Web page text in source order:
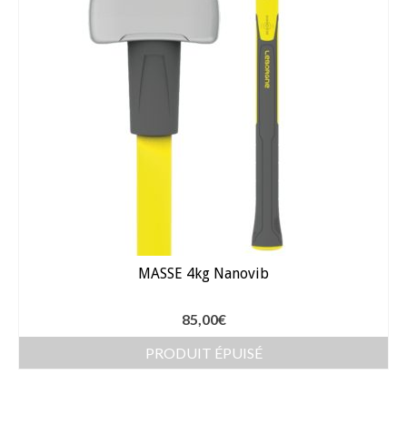
MASSE 4kg Nanovib
85,00€
PRODUIT ÉPUISÉ